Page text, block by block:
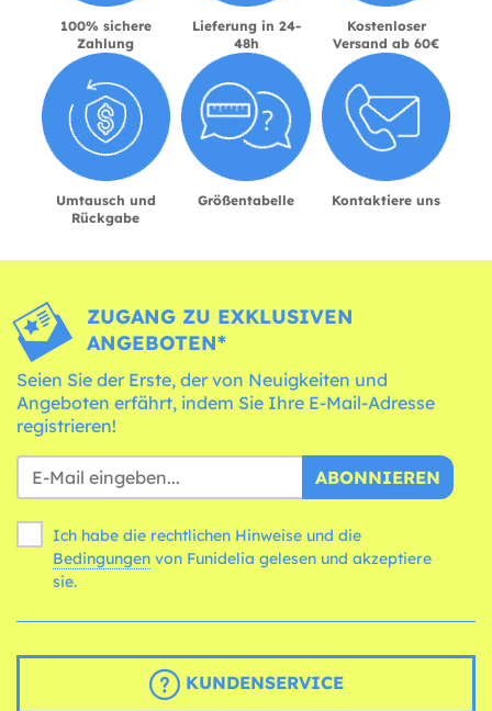
100% sichere
Zahlung
Lieferung in 24-
48h
Kostenloser
Versand ab 60€
Umtausch und
Rückgabe
Größentabelle Kontaktiere uns
ZUGANG ZU EXKLUSIVEN
ANGEBOTEN*
Seien Sie der Erste, der von Neuigkeiten und
Angeboten erfährt, indem Sie Ihre E-Mail-Adresse
registrieren!
ABONNIEREN
Ich habe die rechtlichen Hinweise und die
Bedingungen
sie.
KUNDENSERVICE